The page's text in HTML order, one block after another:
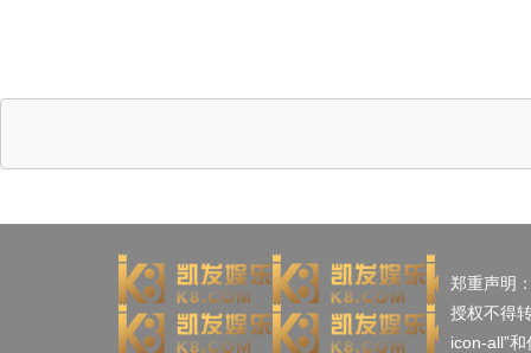
郑重声明
授权不得
icon-all”